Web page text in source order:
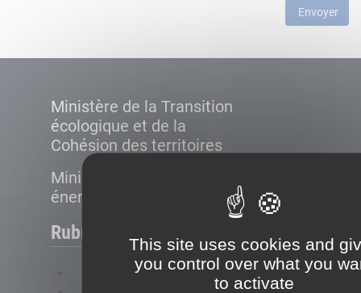
This site uses cookies and
you control over what you
to activate
Envoyer
Ministère de la Transition
écologique et de la
Cohésion des territoires
Ministère de la Transition
énergétique
Rubriques